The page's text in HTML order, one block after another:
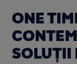
ONE
SOLUȚII